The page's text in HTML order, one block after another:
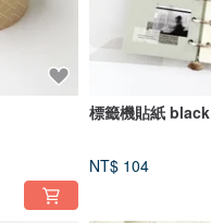
標籤機貼紙 black
NT$ 104